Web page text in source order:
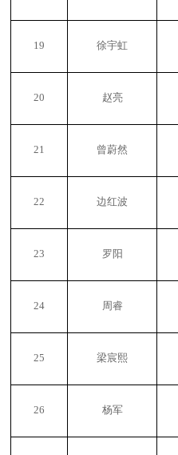
19 徐宇虹
20 赵亮
21 曾蔚然
22 边红波
23 罗阳
24 周睿
25 梁宸熙
26 杨军